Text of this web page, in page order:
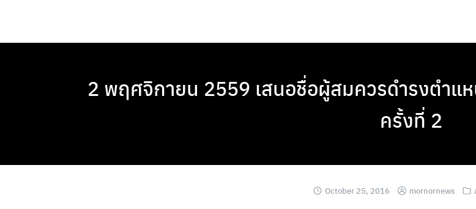
2 พฤศจิกายน 2559 เสนอชื่อผู้สมควรดำรงตำแ
ครั้งที่ 2
October 25, 2016 mornornews